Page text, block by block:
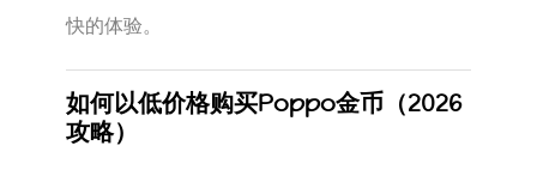
快的体验。
如何以低价格购买Poppo金币（2026
攻略）